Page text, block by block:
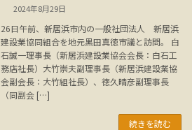
2024年8月29日
26日午前、新居浜市内の一般社団法人 新居浜
建設業協同組合を地元黒田真徳市議と訪問。 白
石誠一理事長（新居浜建設業協会会長：白石工
務店社長）大竹崇夫副理事長（新居浜建設業協
会副会長：大竹組社長）、徳久晴彦副理事長
（同副会 […]
続きを読む